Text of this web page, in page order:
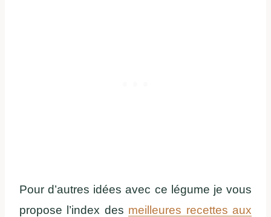
Pour d’autres idées avec ce légume je vous
propose l’index des meilleures recettes aux